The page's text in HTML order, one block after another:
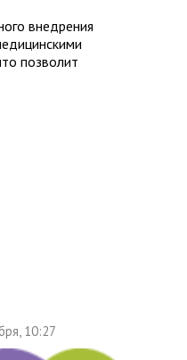
внедрения
позволит
10:27